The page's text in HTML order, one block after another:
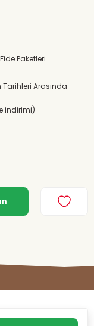
Paketleri
Tarihleri Arasında
indirimi)